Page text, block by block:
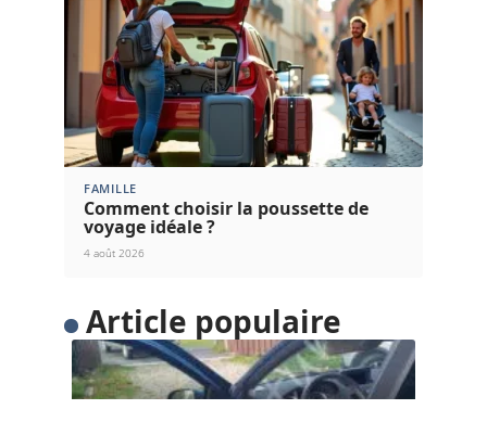
FAMILLE
Comment choisir la poussette de
voyage idéale ?
4 août 2026
Article populaire